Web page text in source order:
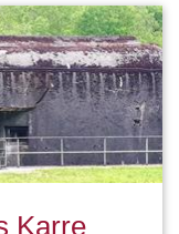
Karre